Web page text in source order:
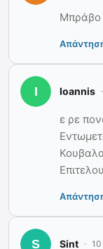
Μπράβο
Ioannis
ε ρε
Sint 10